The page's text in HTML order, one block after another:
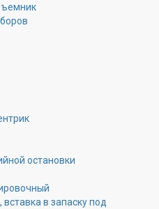
остановки
в запаску под